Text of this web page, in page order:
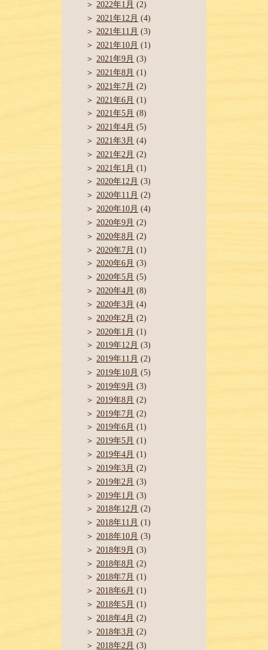
2022年1月 (2)
2021年12月 (4)
2021年11月 (3)
2021年10月 (1)
2021年9月 (3)
2021年8月 (1)
2021年7月 (2)
2021年6月 (1)
2021年5月 (8)
2021年4月 (5)
2021年3月 (4)
2021年2月 (2)
2021年1月 (1)
2020年12月 (3)
2020年11月 (2)
2020年10月 (4)
2020年9月 (2)
2020年8月 (2)
2020年7月 (1)
2020年6月 (3)
2020年5月 (5)
2020年4月 (8)
2020年3月 (4)
2020年2月 (2)
2020年1月 (1)
2019年12月 (3)
2019年11月 (2)
2019年10月 (5)
2019年9月 (3)
2019年8月 (2)
2019年7月 (2)
2019年6月 (1)
2019年5月 (1)
2019年4月 (1)
2019年3月 (2)
2019年2月 (3)
2019年1月 (3)
2018年12月 (2)
2018年11月 (1)
2018年10月 (3)
2018年9月 (3)
2018年8月 (2)
2018年7月 (1)
2018年6月 (1)
2018年5月 (1)
2018年4月 (2)
2018年3月 (2)
2018年2月 (3)